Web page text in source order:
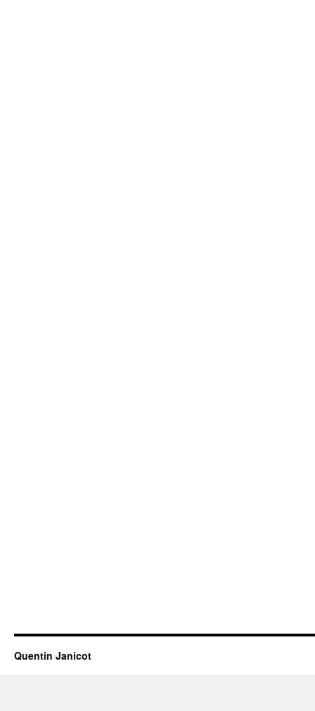
Quentin Janicot